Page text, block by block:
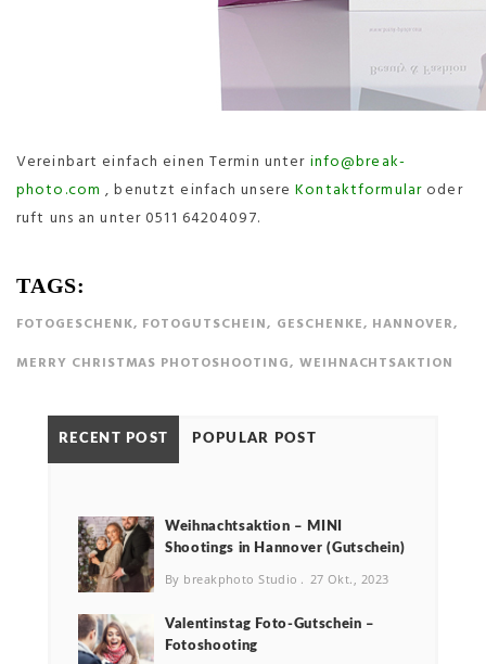
Vereinbart einfach einen Termin unter info@break-
photo.com , benutzt einfach unsereKontaktformular oder
ruft uns an unter 0511 64204097.
TAGS:
FOTOGESCHENK, FOTOGUTSCHEIN, GESCHENKE, HANNOVER,
MERRY CHRISTMAS PHOTOSHOOTING, WEIHNACHTSAKTION
RECENT POST POPULAR POST
Weihnachtsaktion – MINI
Shootings in Hannover (Gutschein)
By breakphoto Studio 27 Okt., 2023
Valentinstag Foto-Gutschein –
Fotoshooting